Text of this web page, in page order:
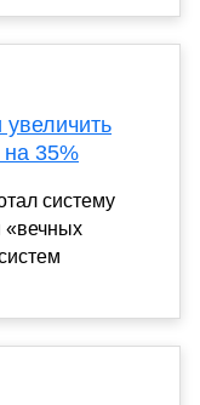
35%
систему
«вечных